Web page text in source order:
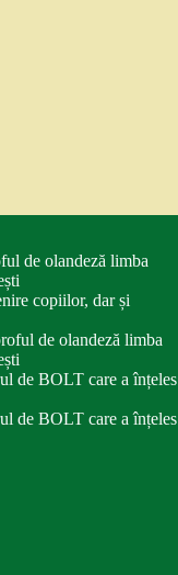
de olandeză limba
copiilor, dar și
de olandeză limba
de BOLT care a înțeles
de BOLT care a înțeles